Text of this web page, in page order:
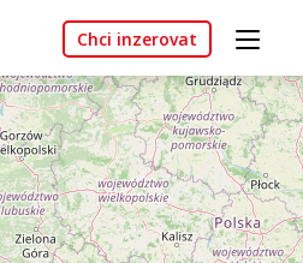
Chci inzerovat